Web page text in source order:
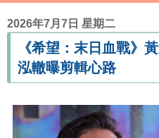
2026年7月7日 星期二
《希望：末日血戰》
泓轍曝剪輯心路